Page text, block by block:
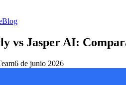
Blog
vs Jasper AI:
6 de junio 2026